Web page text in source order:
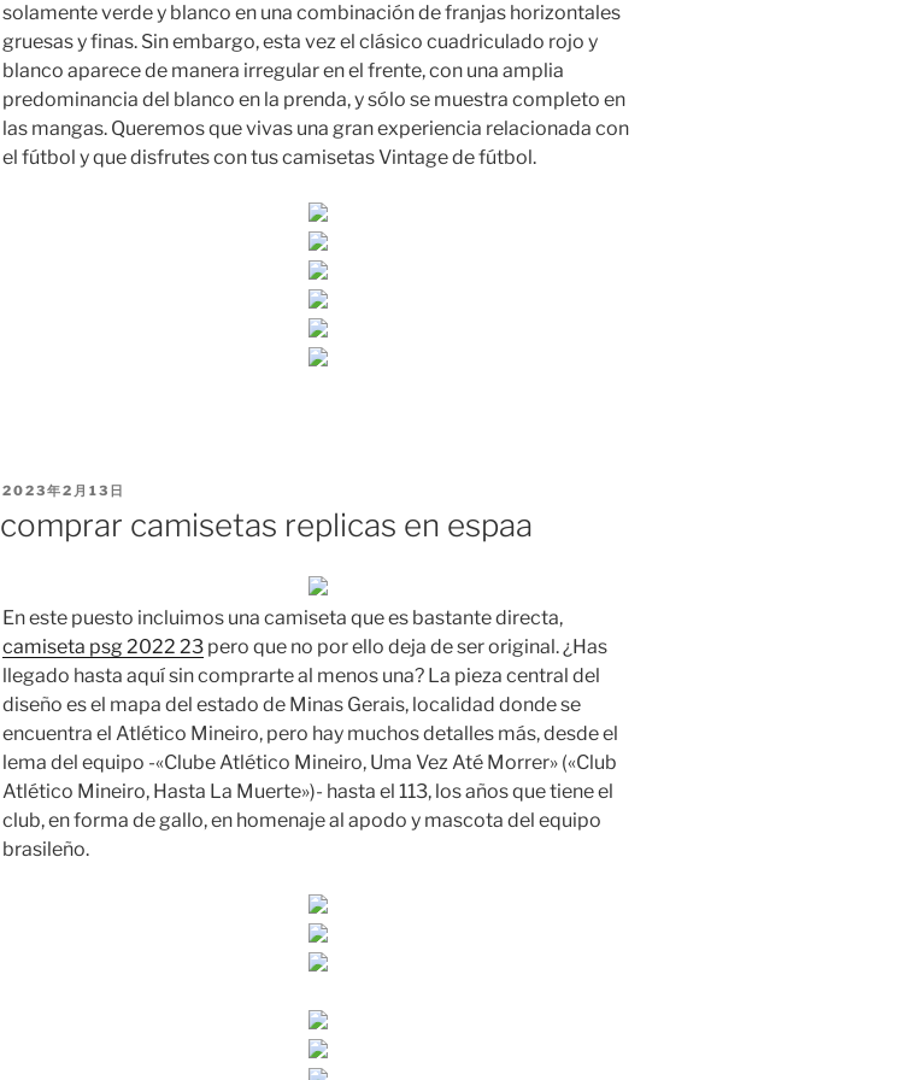
solamente verde y blanco en una combinación de franjas horizontales
gruesas y finas. Sin embargo, esta vez el clásico cuadriculado rojo y
blanco aparece de manera irregular en el frente, con una amplia
predominancia del blanco en la prenda, y sólo se muestra completo en
las mangas. Queremos que vivas una gran experiencia relacionada con
el fútbol y que disfrutes con tus camisetas Vintage de fútbol.
PUBLICADO
2023年2月13日
comprar camisetas replicas en espaa
En este puesto incluimos una camiseta que es bastante directa,
camiseta psg 2022 23pero que no por ello deja de ser original. ¿Has
llegado hasta aquí sin comprarte al menos una? La pieza central del
diseño es el mapa del estado de Minas Gerais, localidad donde se
encuentra el Atlético Mineiro, pero hay muchos detalles más, desde el
lema del equipo -«Clube Atlético Mineiro, Uma Vez Até Morrer» («Club
Atlético Mineiro, Hasta La Muerte»)- hasta el 113, los años que tiene el
club, en forma de gallo, en homenaje al apodo y mascota del equipo
brasileño.